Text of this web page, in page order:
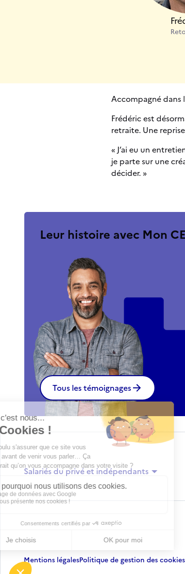
Accompagné dans
Frédéric est
retraite. Une
« J’ai eu un
je parte sur une
décider. »
Leur histoire avec Mon
Tous les témoignages
Salariés du privé et indépendants
Mentions légalesPolitique de gestion des cookies